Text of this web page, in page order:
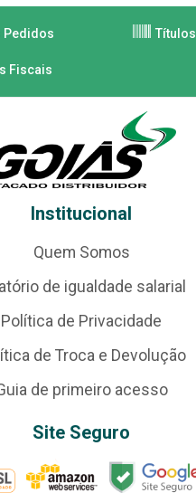
Pedidos Títulos
Fiscais
Institucional
Quem Somos
de igualdade salarial
Política de Privacidade
de Troca e Devolução
de primeiro acesso
Site Seguro